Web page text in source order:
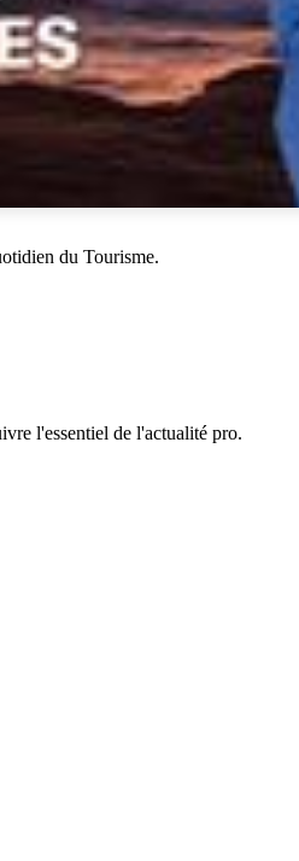
du Tourisme.
l'essentiel de l'actualité pro.